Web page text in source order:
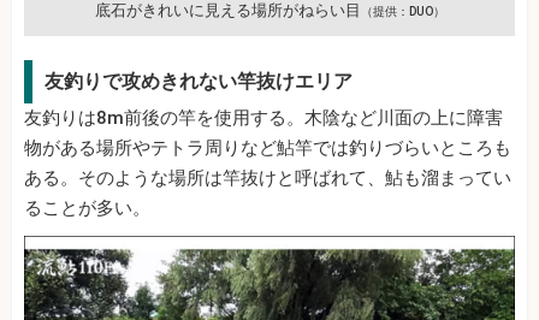
底石がきれいに見える場所がねらい目 （提供：DUO）
友釣りで攻めきれない竿抜けエリア
友釣りは8m前後の竿を使用する。木陰など川面の上に障害
物がある場所やテトラ周りなど鮎竿では釣りづらいところも
ある。そのような場所は竿抜けと呼ばれて、鮎も溜まってい
ることが多い。